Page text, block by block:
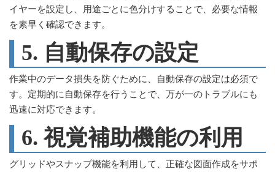
イヤーを設定し、用途ごとに色分けすることで、必要な情報
を素早く確認できます。
5. 自動保存の設定
作業中のデータ損失を防ぐために、自動保存の設定は必須で
す。定期的に自動保存を行うことで、万が一のトラブルにも
迅速に対応できます。
6. 視覚補助機能の利用
グリッドやスナップ機能を利用して、正確な図面作成をサポ